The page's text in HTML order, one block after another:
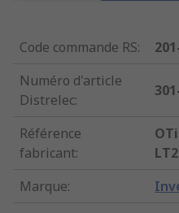
Code commande RS:
Numéro d'article
Distrelec:
Référence
fabricant:
LT2
Marque: